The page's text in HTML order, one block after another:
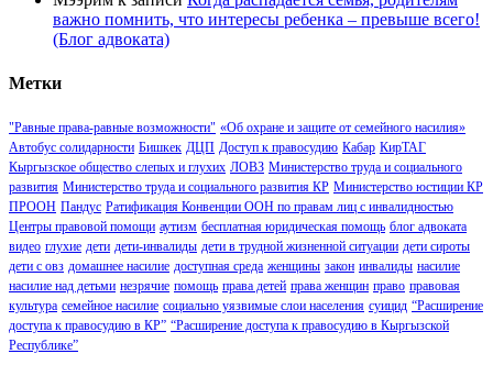
важно помнить, что интересы ребенка – превыше всего!
(Блог адвоката)
Метки
"Равные права-равные возможности" «Об охране и защите от семейного насилия»
Автобус солидарности Бишкек ДЦП Доступ к правосудию Кабар КирТАГ
Кыргызское общество слепых и глухих ЛОВЗ Министерство труда и социального
развития Министерство труда и социального развития КР Министерство юстиции КР
ПРООН Пандус Ратификация Конвенции ООН по правам лиц с инвалидностью
Центры правовой помощи аутизм бесплатная юридическая помощь блог адвоката
видео глухие дети дети-инвалиды дети в трудной жизненной ситуации дети сироты
дети с овз домашнее насилие доступная среда женщины закон инвалиды насилие
насилие над детьми незрячие помощь права детей права женщин право правовая
культура семейное насилие социально уязвимые слои населения суицид “Расширение
доступа к правосудию в КР” “Расширение доступа к правосудию в Кыргызской
Республике”